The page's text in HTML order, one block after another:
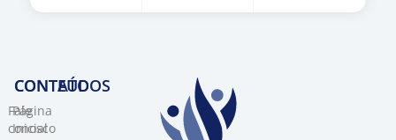
CONTEÚDOS
Página
Inicial
CONTATO​
Fale
conosco